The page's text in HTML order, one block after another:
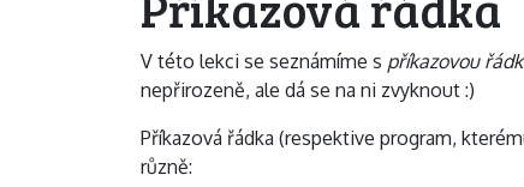
V této lekci se seznámíme s příkazovou
nepřirozeně, ale dá se na ni zvyknout :)
Příkazová řádka (respektive program,
různě: